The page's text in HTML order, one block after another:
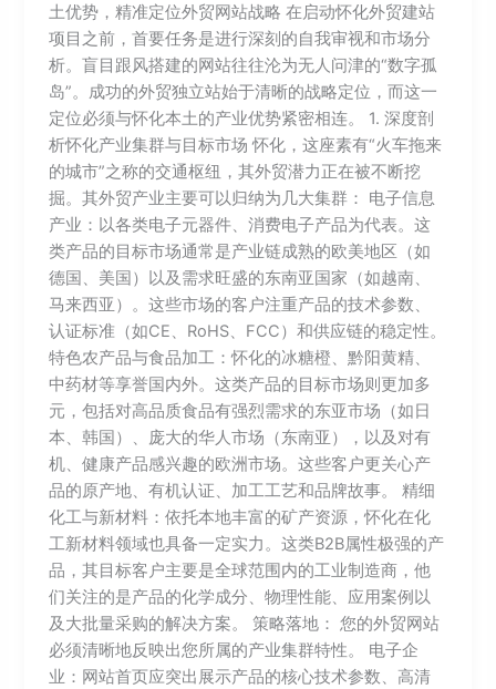
土优势，精准定位外贸网站战略 在启动怀化外贸建站
项目之前，首要任务是进行深刻的自我审视和市场分
析。盲目跟风搭建的网站往往沦为无人问津的“数字孤
岛”。成功的外贸独立站始于清晰的战略定位，而这一
定位必须与怀化本土的产业优势紧密相连。 1. 深度剖
析怀化产业集群与目标市场 怀化，这座素有“火车拖来
的城市”之称的交通枢纽，其外贸潜力正在被不断挖
掘。其外贸产业主要可以归纳为几大集群： 电子信息
产业：以各类电子元器件、消费电子产品为代表。这
类产品的目标市场通常是产业链成熟的欧美地区（如
德国、美国）以及需求旺盛的东南亚国家（如越南、
马来西亚）。这些市场的客户注重产品的技术参数、
认证标准（如CE、RoHS、FCC）和供应链的稳定性。
特色农产品与食品加工：怀化的冰糖橙、黔阳黄精、
中药材等享誉国内外。这类产品的目标市场则更加多
元，包括对高品质食品有强烈需求的东亚市场（如日
本、韩国）、庞大的华人市场（东南亚），以及对有
机、健康产品感兴趣的欧洲市场。这些客户更关心产
品的原产地、有机认证、加工工艺和品牌故事。 精细
化工与新材料：依托本地丰富的矿产资源，怀化在化
工新材料领域也具备一定实力。这类B2B属性极强的产
品，其目标客户主要是全球范围内的工业制造商，他
们关注的是产品的化学成分、物理性能、应用案例以
及大批量采购的解决方案。 策略落地： 您的外贸网站
必须清晰地反映出您所属的产业集群特性。 电子企
业：网站首页应突出展示产品的核心技术参数、高清